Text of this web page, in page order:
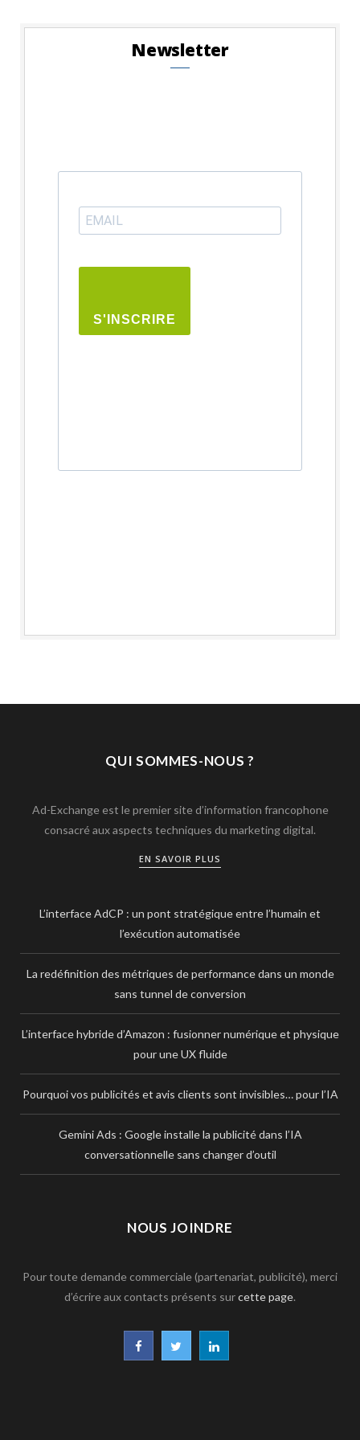
Newsletter
S'INSCRIRE
QUI SOMMES-NOUS ?
Ad-Exchange est le premier site d’information francophone
consacré aux aspects techniques du marketing digital.
EN SAVOIR PLUS
L’interface AdCP : un pont stratégique entre l’humain et
l’exécution automatisée
La redéfinition des métriques de performance dans un monde
sans tunnel de conversion
L’interface hybride d’Amazon : fusionner numérique et physique
pour une UX fluide
Pourquoi vos publicités et avis clients sont invisibles… pour l’IA
Gemini Ads : Google installe la publicité dans l’IA
conversationnelle sans changer d’outil
NOUS JOINDRE
Pour toute demande commerciale (partenariat, publicité), merci
d’écrire aux contacts présents surcette page.
F L